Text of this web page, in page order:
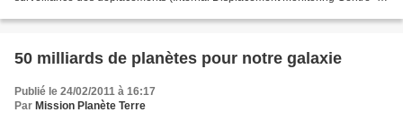
50 milliards de planètes pour notre galaxie
Publié le 24/02/2011 à 16:17
Par Mission Planète Terre